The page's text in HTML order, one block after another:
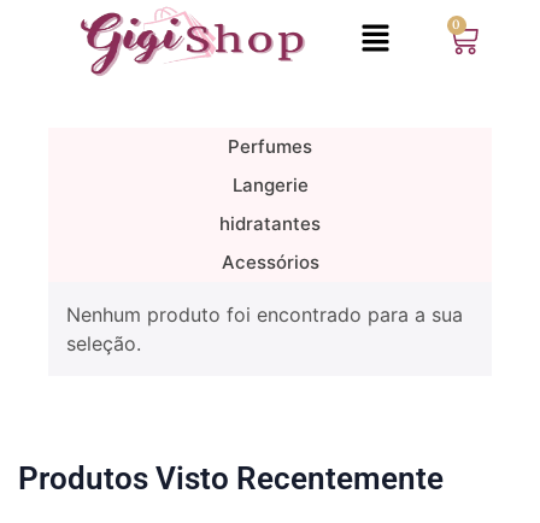
0
Perfumes
Langerie
hidratantes
Acessórios
Nenhum produto foi encontrado para a sua
seleção.
Produtos Visto Recentemente